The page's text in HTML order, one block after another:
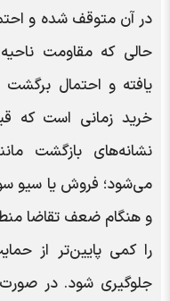
در آن متوقف شده و
حالی که مقاومت
یافته و احتمال
خرید زمانی است که
نشانه‌های بازگشت
می‌شود؛ فروش یا سیو
و هنگام ضعف تقاضا
را کمی پایین‌تر از
جلوگیری شود. در